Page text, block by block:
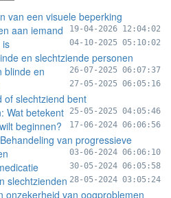
van een visuele beperking
19-04-2026 12:04:02
aan iemand
is
04-10-2025 05:10:02
en slechtziende personen
26-07-2025 06:07:37
blinde en
27-05-2025 06:05:16
of slechtziend bent
25-05-2025 04:05:46
Wat betekent
beginnen?
17-06-2024 06:06:56
van progressieve
03-06-2024 06:06:10
30-05-2024 06:05:58
slechtzienden 28-05-2024 03:05:24
onzekerheid van oogproblemen